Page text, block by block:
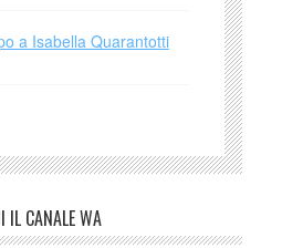
a Isabella Quarantotti
IL CANALE WA